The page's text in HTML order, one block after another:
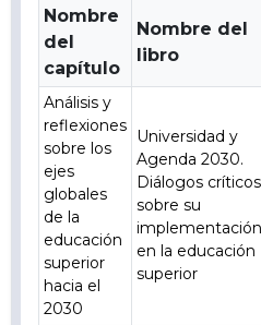
Nombre
del
capítulo
Nombre del
libro
Análisis y
reflexiones
sobre los
ejes
globales
de la
educación
superior
hacia el
2030
Universidad y
Agenda 2030.
Diálogos críticos
sobre su
implementación
en la educación
superior